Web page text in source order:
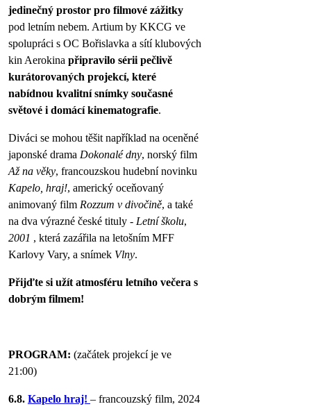
jedinečný prostor pro filmové zážitky
pod letním nebem. Artium by KKCG ve
spolupráci s OC Bořislavka a sítí klubových
kin Aerokina připravilo sérii pečlivě
kurátorovaných projekcí, které
nabídnou kvalitní snímky současné
světové i domácí kinematografie.
Diváci se mohou těšit například na oceněné
japonské drama Dokonalé dny, norský film
Až na věky, francouzskou hudební novinku
Kapelo, hraj!, americký oceňovaný
animovaný film Rozzum v divočině, a také
na dva výrazné české tituly - Letní školu,
2001 , která zazářila na letošním MFF
Karlovy Vary, a snímek Vlny.
Přijďte si užít atmosféru letního večera s
dobrým filmem!
PROGRAM: (začátek projekcí je ve
21:00)
6.8. Kapelo hraj! – francouzský film, 2024